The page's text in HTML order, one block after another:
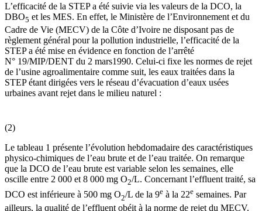
L’efficacité de la STEP a été suivie via les valeurs de la DCO, la
DBO5 et les MES. En effet, le Ministère de l’Environnement et du
Cadre de Vie (MECV) de la Côte d’Ivoire ne disposant pas de
règlement général pour la pollution industrielle, l’efficacité de la
STEP a été mise en évidence en fonction de l’arrêté
N° 19/MIP/DENT du 2 mars1990. Celui-ci fixe les normes de rejet
de l’usine agroalimentaire comme suit, les eaux traitées dans la
STEP étant dirigées vers le réseau d’évacuation d’eaux usées
urbaines avant rejet dans le milieu naturel :
(2)
Le tableau 1 présente l’évolution hebdomadaire des caractéristiques
physico-chimiques de l’eau brute et de l’eau traitée. On remarque
que la DCO de l’eau brute est variable selon les semaines, elle
oscille entre 2 000 et 8 000 mg O2/L. Concernant l’effluent traité, sa
DCO est inférieure à 500 mg O2/L de la 9e à la 22e semaines. Par
ailleurs, la qualité de l’effluent obéit à la norme de rejet du MECV.